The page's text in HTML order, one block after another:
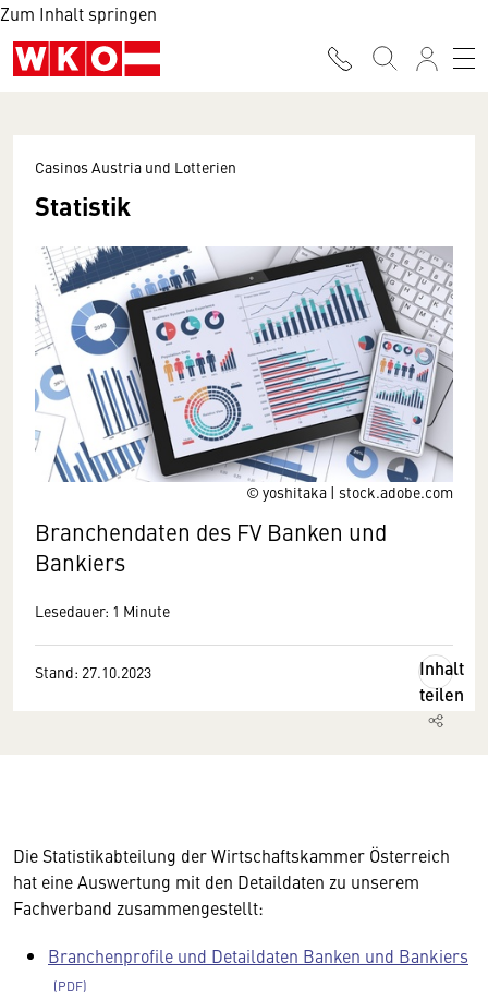
Zum Inhalt springen
© yoshitaka | stock.adobe.com
Casinos Austria und Lotterien
Statistik
Branchendaten des FV Banken und
Bankiers
Lesedauer: 1 Minute
Stand: 27.10.2023
Inhalt
teilen
Die Statistikabteilung der Wirtschaftskammer Österreich
hat eine Auswertung mit den Detaildaten zu unserem
Fachverband zusammengestellt:
Branchenprofile und Detaildaten Banken und Bankiers